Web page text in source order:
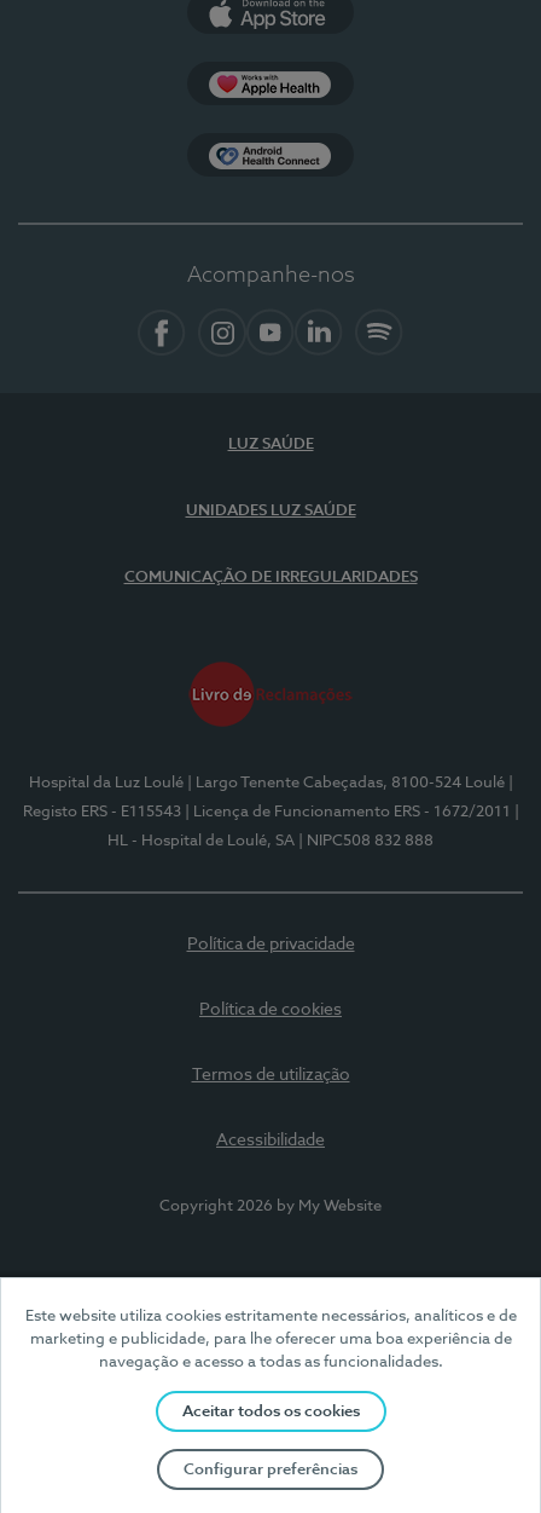
Este website utiliza cookies estritamente necessários, analíticos e de
marketing e publicidade, para lhe oferecer uma boa experiência de
navegação e acesso a todas as funcionalidades.
Aceitar todos os cookies
Configurar preferências
Acompanhe-nos
LUZ SAÚDE
UNIDADES LUZ SAÚDE
COMUNICAÇÃO DE IRREGULARIDADES
Hospital da Luz Loulé | Largo Tenente Cabeçadas, 8100-524 Loulé
Registo ERS - E115543
| Licença de Funcionamento ERS - 1672/2011
HL - Hospital de Loulé, SA
| NIPC508 832 888
Política de privacidade
Política de cookies
Termos de utilização
Acessibilidade
Copyright 2026 by My Website